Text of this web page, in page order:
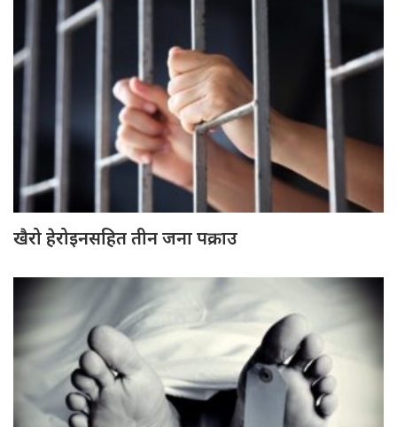
खैरो हेरोइनसहित तीन जना पक्राउ